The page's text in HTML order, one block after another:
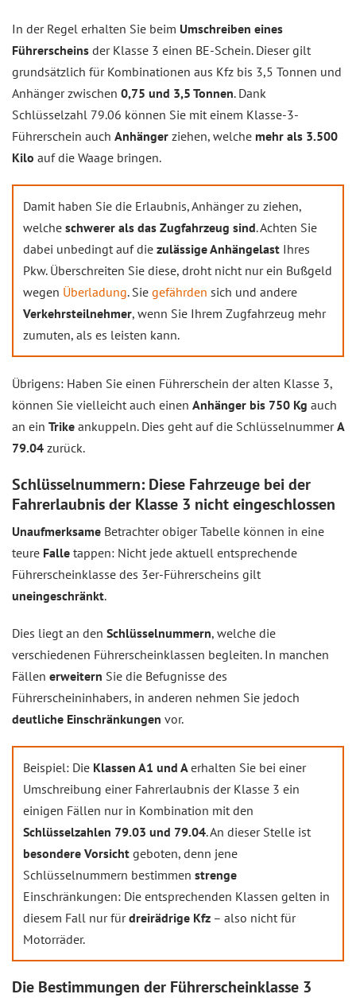
In der Regel erhalten Sie beim Umschreiben eines
Führerscheins der Klasse 3 einen BE-Schein. Dieser gilt
grundsätzlich für Kombinationen aus Kfz bis 3,5 Tonnen und
Anhänger zwischen 0,75 und 3,5 Tonnen. Dank
Schlüsselzahl 79.06 können Sie mit einem Klasse-3-
Führerschein auch Anhänger ziehen, welche mehr als 3.500
Kilo auf die Waage bringen.
Damit haben Sie die Erlaubnis, Anhänger zu ziehen,
welche schwerer als das Zugfahrzeug sind. Achten Sie
dabei unbedingt auf die zulässige Anhängelast Ihres
Pkw. Überschreiten Sie diese, droht nicht nur ein Bußgeld
wegen Überladung. Sie gefährden sich und andere
Verkehrsteilnehmer, wenn Sie Ihrem Zugfahrzeug mehr
zumuten, als es leisten kann.
Übrigens: Haben Sie einen Führerschein der alten Klasse 3,
können Sie vielleicht auch einen Anhänger bis 750 Kg auch
an ein Trike ankuppeln. Dies geht auf die SchlüsselnummerA
79.04 zurück.
Schlüsselnummern: Diese Fahrzeuge bei der
Fahrerlaubnis der Klasse 3 nicht eingeschlossen
Unaufmerksame Betrachter obiger Tabelle können in eine
teure Falle tappen: Nicht jede aktuell entsprechende
Führerscheinklasse des 3er-Führerscheins gilt
uneingeschränkt.
Dies liegt an den Schlüsselnummern, welche die
verschiedenen Führerscheinklassen begleiten. In manchen
Fällen erweitern Sie die Befugnisse des
Führerscheininhabers, in anderen nehmen Sie jedoch
deutliche Einschränkungen vor.
Beispiel: Die Klassen A1 und Aerhalten Sie bei einer
Umschreibung einer Fahrerlaubnis der Klasse 3 ein
einigen Fällen nur in Kombination mit den
Schlüsselzahlen 79.03 und 79.04. An dieser Stelle ist
besondere Vorsicht geboten, denn jene
Schlüsselnummern bestimmen strenge
Einschränkungen: Die entsprechenden Klassen gelten in
diesem Fall nur fürdreirädrige Kfz – also nicht für
Motorräder.
Die Bestimmungen der Führerscheinklasse 3